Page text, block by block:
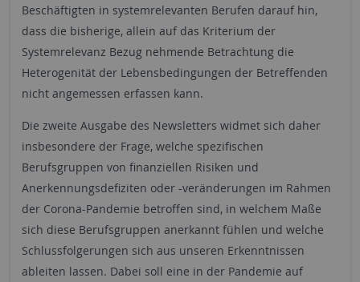
Beschäftigten in systemrelevanten Berufen darauf hin,
dass die bisherige, allein auf das Kriterium der
Systemrelevanz Bezug nehmende Betrachtung die
Heterogenität der Lebensbedingungen der Betreffenden
nicht angemessen erfassen kann.
Die zweite Ausgabe des Newsletters widmet sich daher
insbesondere der Frage, welche spezifischen
Berufsgruppen von finanziellen Risiken und
Anerkennungsdefiziten oder -veränderungen im Rahmen
der Corona-Pandemie betroffen sind, in welchem Maße
sich diese Berufsgruppen anerkannt fühlen und welche
Schlussfolgerungen sich aus unseren Erkenntnissen
ableiten lassen. Dabei soll eine in der Pandemie auf